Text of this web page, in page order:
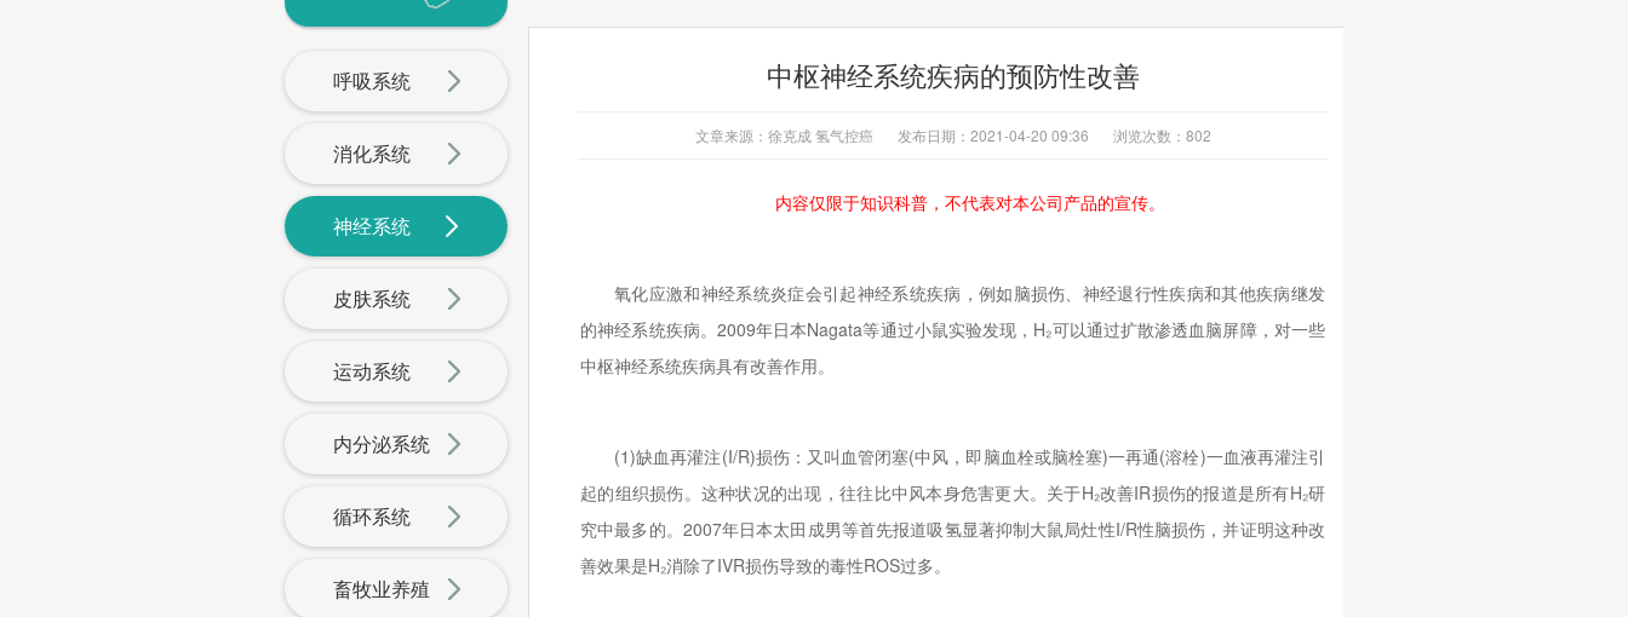
呼吸系统
消化系统
神经系统
皮肤系统
运动系统
内分泌系统
循环系统
畜牧业养殖
中枢神经系统疾病的预防性改善
文章来源：徐克成 氢气控癌 发布日期：2021-04-20 09:36 浏览次数： 802
内容仅限于知识科普，不代表对本公司产品的宣传。
氧化应激和神经系统炎症会引起神经系统疾病，例如脑损伤、神经退行性疾病和其他疾病继发
的神经系统疾病。2009年日本Nagata等通过小鼠实验发现，H₂可以通过扩散渗透血脑屏障，对一些
中枢神经系统疾病具有改善作用。
(1)缺血再灌注(I/R)损伤：又叫血管闭塞(中风，即脑血栓或脑栓塞)一再通(溶栓)一血液再灌注引
起的组织损伤。这种状况的出现，往往比中风本身危害更大。关于H₂改善IR损伤的报道是所有H₂研
究中最多的。2007年日本太田成男等首先报道吸氢显著抑制大鼠局灶性I/R性脑损伤，并证明这种改
善效果是H₂消除了IVR损伤导致的毒性ROS过多。